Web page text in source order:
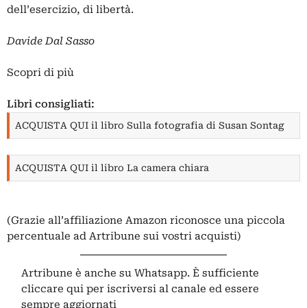
dell’esercizio, di libertà.
Davide Dal Sasso
Scopri di più
Libri consigliati:
ACQUISTA QUI il libro Sulla fotografia di Susan Sontag
ACQUISTA QUI il libro La camera chiara
(Grazie all’affiliazione Amazon riconosce una piccola
percentuale ad Artribune sui vostri acquisti)
Artribune è anche su Whatsapp. È sufficiente
cliccare qui per iscriversi al canale ed essere
sempre aggiornati